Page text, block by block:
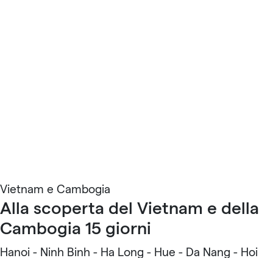
Vietnam e Cambogia
Alla scoperta del Vietnam e della
Cambogia 15 giorni
Hanoi - Ninh Binh - Ha Long - Hue - Da Nang - Hoi